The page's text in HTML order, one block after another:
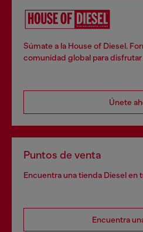
Súmate a la House of Diesel.
comunidad global para
Únete
Puntos de venta
Encuentra una tienda Diesel en
Encuentra